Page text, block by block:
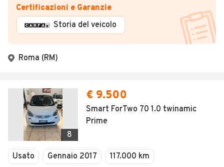
Certificazioni e Garanzie
Storia del veicolo
Roma (RM)
8
€ 9.500
Smart ForTwo 70 1.0 twinamic
Prime
Usato Gennaio 2017
117.000 km